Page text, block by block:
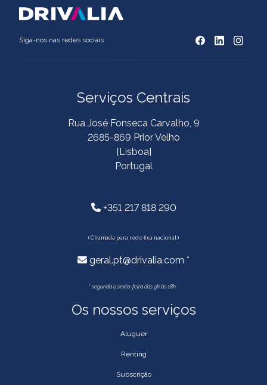
Siga-nos nas redes sociais
Serviços Centrais
Rua José Fonseca Carvalho, 9
2685-869 Prior Velho
[Lisboa]
Portugal
+351 217 818 290
( Chamada para rede fixa nacional )
geral.pt@drivalia.com *
* segunda a sexta-feira das 9h às 18h .
Os nossos serviços
Aluguer
Renting
Subscrição